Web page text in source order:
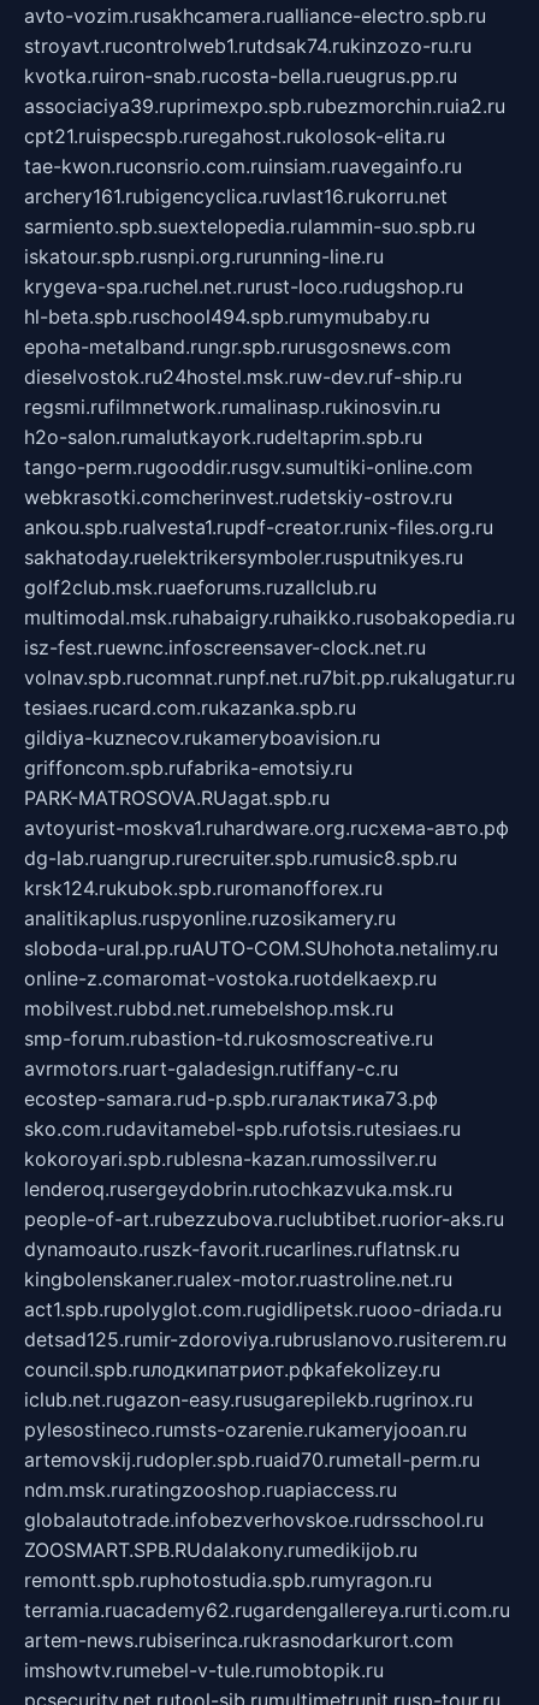
avto-vozim.rusakhcamera.rualliance-electro.spb.ru
stroyavt.rucontrolweb1.rutdsak74.rukinzozo-ru.ru
kvotka.ruiron-snab.rucosta-bella.rueugrus.pp.ru
associaciya39.ruprimexpo.spb.rubezmorchin.ruia2.ru
cpt21.ruispecspb.ruregahost.rukolosok-elita.ru
tae-kwon.ruconsrio.com.ruinsiam.ruavegainfo.ru
archery161.rubigencyclica.ruvlast16.rukorru.net
sarmiento.spb.suextelopedia.rulammin-suo.spb.ru
iskatour.spb.rusnpi.org.rurunning-line.ru
krygeva-spa.ruchel.net.rurust-loco.rudugshop.ru
hl-beta.spb.ruschool494.spb.rumymubaby.ru
epoha-metalband.rungr.spb.rurusgosnews.com
dieselvostok.ru24hostel.msk.ruw-dev.ruf-ship.ru
regsmi.rufilmnetwork.rumalinasp.rukinosvin.ru
h2o-salon.rumalutkayork.rudeltaprim.spb.ru
tango-perm.rugooddir.rusgv.sumultiki-online.com
webkrasotki.comcherinvest.rudetskiy-ostrov.ru
ankou.spb.rualvesta1.rupdf-creator.runix-files.org.ru
sakhatoday.ruelektrikersymboler.rusputnikyes.ru
golf2club.msk.ruaeforums.ruzallclub.ru
multimodal.msk.ruhabaigry.ruhaikko.rusobakopedia.ru
isz-fest.ruewnc.infoscreensaver-clock.net.ru
volnav.spb.rucomnat.runpf.net.ru7bit.pp.rukalugatur.ru
tesiaes.rucard.com.rukazanka.spb.ru
gildiya-kuznecov.rukameryboavision.ru
griffoncom.spb.rufabrika-emotsiy.ru
PARK-MATROSOVA.RUagat.spb.ru
avtoyurist-moskva1.ruhardware.org.ruсхема-авто.рф
dg-lab.ruangrup.rurecruiter.spb.rumusic8.spb.ru
krsk124.rukubok.spb.ruromanofforex.ru
analitikaplus.ruspyonline.ruzosikamery.ru
sloboda-ural.pp.ruAUTO-COM.SUhohota.netalimy.ru
online-z.comaromat-vostoka.ruotdelkaexp.ru
mobilvest.rubbd.net.rumebelshop.msk.ru
smp-forum.rubastion-td.rukosmoscreative.ru
avrmotors.ruart-galadesign.rutiffany-c.ru
ecostep-samara.rud-p.spb.ruгалактика73.рф
sko.com.rudavitamebel-spb.rufotsis.rutesiaes.ru
kokoroyari.spb.rublesna-kazan.rumossilver.ru
lenderoq.rusergeydobrin.rutochkazvuka.msk.ru
people-of-art.rubezzubova.ruclubtibet.ruorior-aks.ru
dynamoauto.ruszk-favorit.rucarlines.ruflatnsk.ru
kingbolenskaner.rualex-motor.ruastroline.net.ru
act1.spb.rupolyglot.com.rugidlipetsk.ruooo-driada.ru
detsad125.rumir-zdoroviya.rubruslanovo.rusiterem.ru
council.spb.ruлодкипатриот.рфkafekolizey.ru
iclub.net.rugazon-easy.rusugarepilekb.rugrinox.ru
pylesostineco.rumsts-ozarenie.rukameryjooan.ru
artemovskij.rudopler.spb.ruaid70.rumetall-perm.ru
ndm.msk.ruratingzooshop.ruapiaccess.ru
globalautotrade.infobezverhovskoe.rudrsschool.ru
ZOOSMART.SPB.RUdalakony.rumedikijob.ru
remontt.spb.ruphotostudia.spb.rumyragon.ru
terramia.ruacademy62.rugardengallereya.rurti.com.ru
artem-news.rubiserinca.rukrasnodarkurort.com
imshowtv.rumebel-v-tule.rumobtopik.ru